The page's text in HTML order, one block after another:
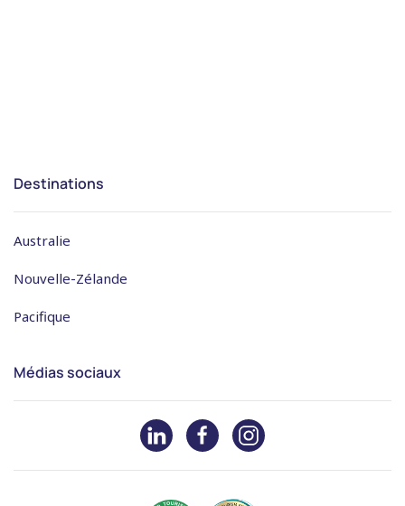
Destinations
Australie
Nouvelle-Zélande
Pacifique
Médias sociaux